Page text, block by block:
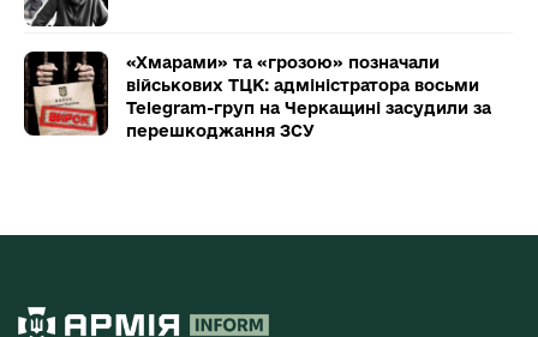
«Хмарами» та «грозою» позначали
військових ТЦК: адміністратора восьми
Telegram-груп на Черкащині засудили за
перешкоджання ЗСУ